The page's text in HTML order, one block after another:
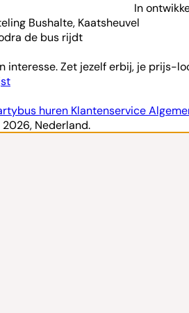
In
Bushalte, Kaatsheuvel
de bus rijdt
interesse. Zet jezelf erbij, je prijs-
huren Klantenservice
Nederland.